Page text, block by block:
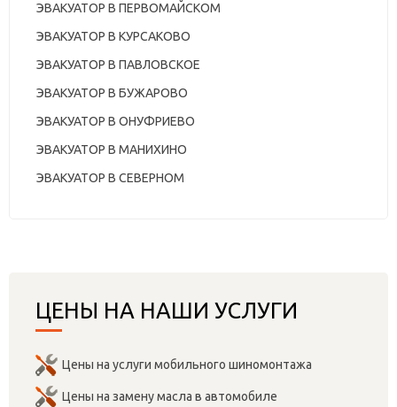
ЭВАКУАТОР В ПЕРВОМАЙСКОМ
ЭВАКУАТОР В КУРСАКОВО
ЭВАКУАТОР В ПАВЛОВСКОЕ
ЭВАКУАТОР В БУЖАРОВО
ЭВАКУАТОР В ОНУФРИЕВО
ЭВАКУАТОР В МАНИХИНО
ЭВАКУАТОР В СЕВЕРНОМ
ЦЕНЫ НА НАШИ УСЛУГИ
Цены на услуги мобильного шиномонтажа
Цены на замену масла в автомобиле